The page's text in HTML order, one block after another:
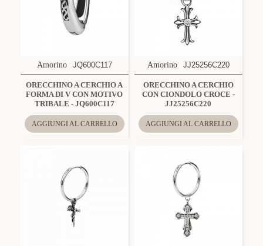
Amorino JQ600C117
ORECCHINO A CERCHIO A
FORMA DI V CON MOTIVO
TRIBALE - JQ600C117
AGGIUNGI AL CARRELLO
Amorino JJ25256C220
ORECCHINO A CERCHIO
CON CIONDOLO CROCE -
JJ25256C220
AGGIUNGI AL CARRELLO